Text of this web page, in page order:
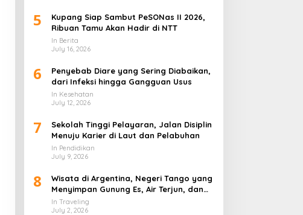
5
Kupang Siap Sambut PeSONas II 2026,
Ribuan Tamu Akan Hadir di NTT
In Berita
July 16, 2026
6
Penyebab Diare yang Sering Diabaikan,
dari Infeksi hingga Gangguan Usus
In Kesehatan
July 12, 2026
7
Sekolah Tinggi Pelayaran, Jalan Disiplin
Menuju Karier di Laut dan Pelabuhan
In Pendidikan
July 9, 2026
8
Wisata di Argentina, Negeri Tango yang
Menyimpan Gunung Es, Air Terjun, dan
Kota Penuh Warna
In Traveling
July 2, 2026